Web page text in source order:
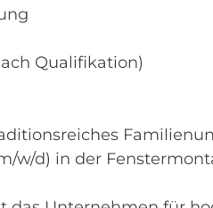
Qualifikation)
w/d) in der